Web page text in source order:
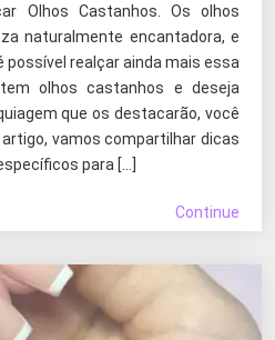
Olhos Castanhos. Os olhos
naturalmente encantadora, e
possível realçar ainda mais essa
olhos castanhos e deseja
que os destacarão, você
vamos compartilhar dicas
para […]
Continue